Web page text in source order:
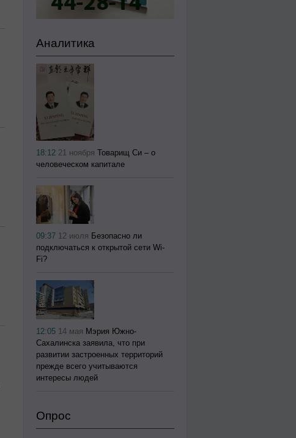
Аналитика
18:12 21 ноября Товарищ Си – о
человеческом капитале
09:37 12 июля Безопасно ли
подключаться к открытой сети Wi-
Fi?
12:05 14 мая Мэрия Южно-
Сахалинска заявила, что при
развитии застроенных территорий
прежде всего учитываются
интересы людей
Опрос